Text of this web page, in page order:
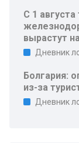
С 1
вырастут
Дневник
Болгария:
из-за
Дневник